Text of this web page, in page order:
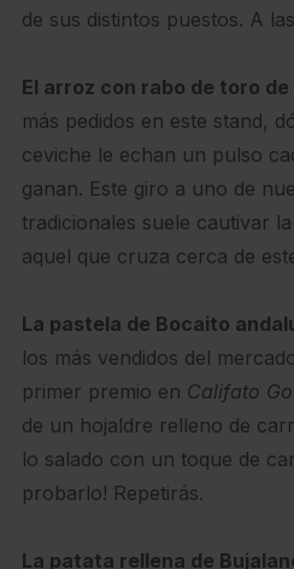
de sus distintos puestos. A
El arroz con rabo de toro de
más pedidos en este stand,
ceviche le echan un pulso
ganan. Este giro a uno de
tradicionales suele cautivar
aquel que cruza cerca de
La pastela de Bocaito
los más vendidos del
primer premio en Califato
de un hojaldre relleno de
lo salado con un toque de
probarlo! Repetirás.
La patata rellena de